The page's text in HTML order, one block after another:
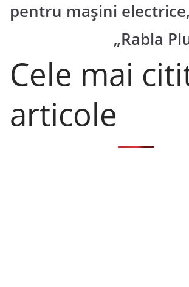
pentru mașini
„Rabla
Cele mai
articole